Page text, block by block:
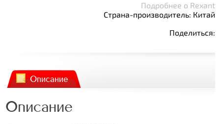
Подробнее о Rexant
Страна-производитель: Китай
Поделиться:
Описание
Описание